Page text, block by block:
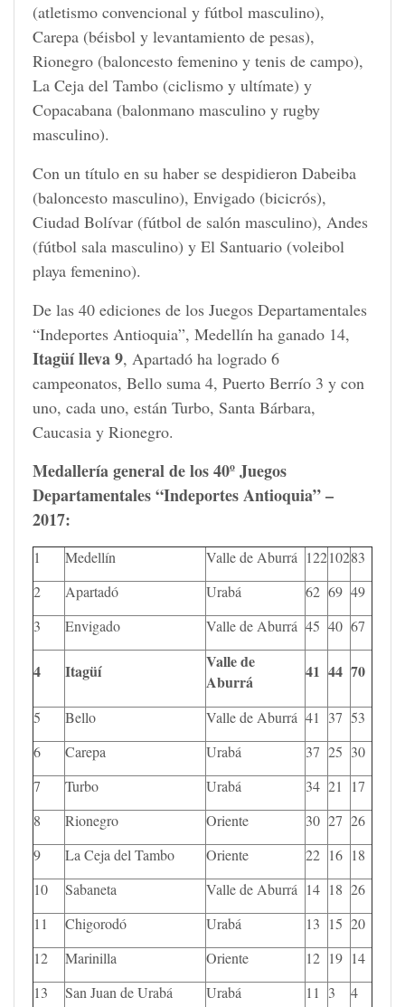
(atletismo convencional y fútbol masculino),
Carepa (béisbol y levantamiento de pesas),
Rionegro (baloncesto femenino y tenis de campo),
La Ceja del Tambo (ciclismo y ultímate) y
Copacabana (balonmano masculino y rugby
masculino).
Con un título en su haber se despidieron Dabeiba
(baloncesto masculino), Envigado (bicicrós),
Ciudad Bolívar (fútbol de salón masculino), Andes
(fútbol sala masculino) y El Santuario (voleibol
playa femenino).
De las 40 ediciones de los Juegos Departamentales
“Indeportes Antioquia”, Medellín ha ganado 14,
Itagüí lleva 9, Apartadó ha logrado 6
campeonatos, Bello suma 4, Puerto Berrío 3 y con
uno, cada uno, están Turbo, Santa Bárbara,
Caucasia y Rionegro.
Medallería general de los 40º Juegos
Departamentales “Indeportes Antioquia” –
2017:
1 Medellín Valle de Aburrá 12210283
2
Apartadó Urabá 62 69 49
3
Envigado Valle de Aburrá 45 40 67
4 Itagüí
Valle de
Aburrá
41 44 70
5 Bello Valle de Aburrá 41 37 53
6
Carepa Urabá 37 25 30
7
Turbo Urabá 34 21
17
8
Rionegro Oriente 30 27 26
9
La Ceja del Tambo Oriente 22 16 18
10
Sabaneta Valle de Aburrá 14 18 26
11
Chigorodó Urabá 13 15 20
12
Marinilla Oriente 12 19 14
13
San Juan de Urabá Urabá 11 3 4